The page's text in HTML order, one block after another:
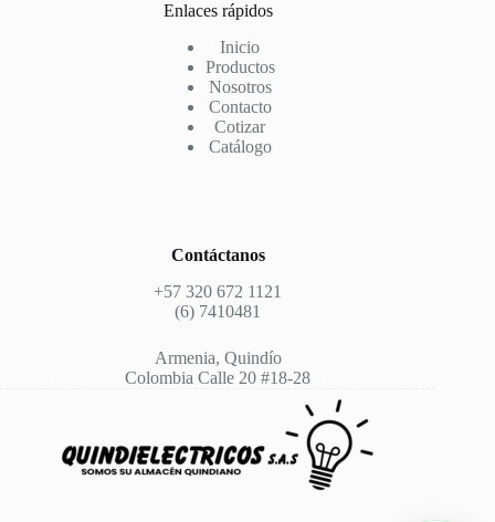
Enlaces rápidos
Inicio
Productos
Nosotros
Contacto
Cotizar
Catálogo
Contáctanos
+57 320 672 1121
(6) 7410481
Armenia, Quindío
Colombia Calle 20 #18-28